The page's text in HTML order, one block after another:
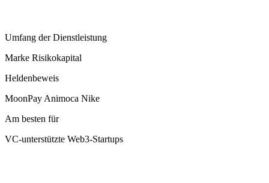
Umfang der Dienstleistung
Marke Risikokapital
Heldenbeweis
MoonPay Animoca Nike
Am besten für
VC-unterstützte Web3-Startups